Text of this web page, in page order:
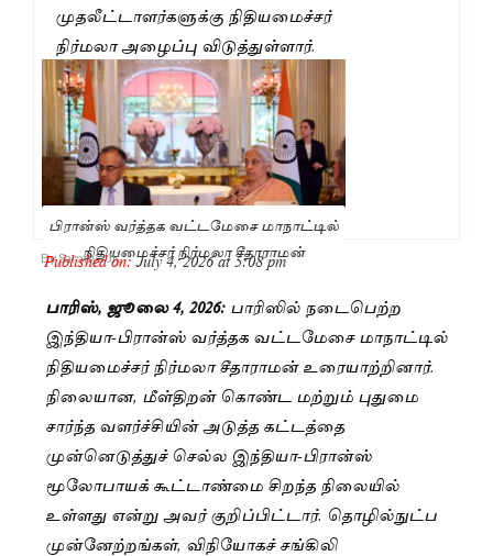
முதலீட்டாளர்களுக்கு நிதியமைச்சர்
நிர்மலா அழைப்பு விடுத்துள்ளார்.
பிரான்ஸ் வர்த்தக வட்டமேசை மாநாட்டில்
நிதியமைச்சர் நிர்மலா சீதாராமன்
By Saranya JK
Published on:July 4, 2026 at 5:08 pm
பாரிஸ், ஜூலை 4, 2026: பாரிஸில் நடைபெற்ற
இந்தியா-பிரான்ஸ் வர்த்தக வட்டமேசை மாநாட்டில்
நிதியமைச்சர் நிர்மலா சீதாராமன் உரையாற்றினார்.
நிலையான, மீள்திறன் கொண்ட மற்றும் புதுமை
சார்ந்த வளர்ச்சியின் அடுத்த கட்டத்தை
முன்னெடுத்துச் செல்ல இந்தியா-பிரான்ஸ்
மூலோபாயக் கூட்டாண்மை சிறந்த நிலையில்
உள்ளது என்று அவர் குறிப்பிட்டார். தொழில்நுட்ப
முன்னேற்றங்கள், விநியோகச் சங்கிலி